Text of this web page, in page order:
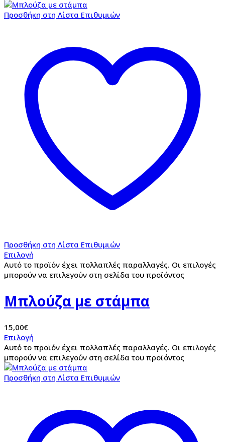
Προσθήκη στη Λίστα Επιθυμιών
Προσθήκη στη Λίστα Επιθυμιών
Επιλογή
Αυτό το προϊόν έχει πολλαπλές παραλλαγές. Οι επιλογές
μπορούν να επιλεγούν στη σελίδα του προϊόντος
Μπλούζα με στάμπα
15,00€
Επιλογή
Αυτό το προϊόν έχει πολλαπλές παραλλαγές. Οι επιλογές
μπορούν να επιλεγούν στη σελίδα του προϊόντος
Προσθήκη στη Λίστα Επιθυμιών